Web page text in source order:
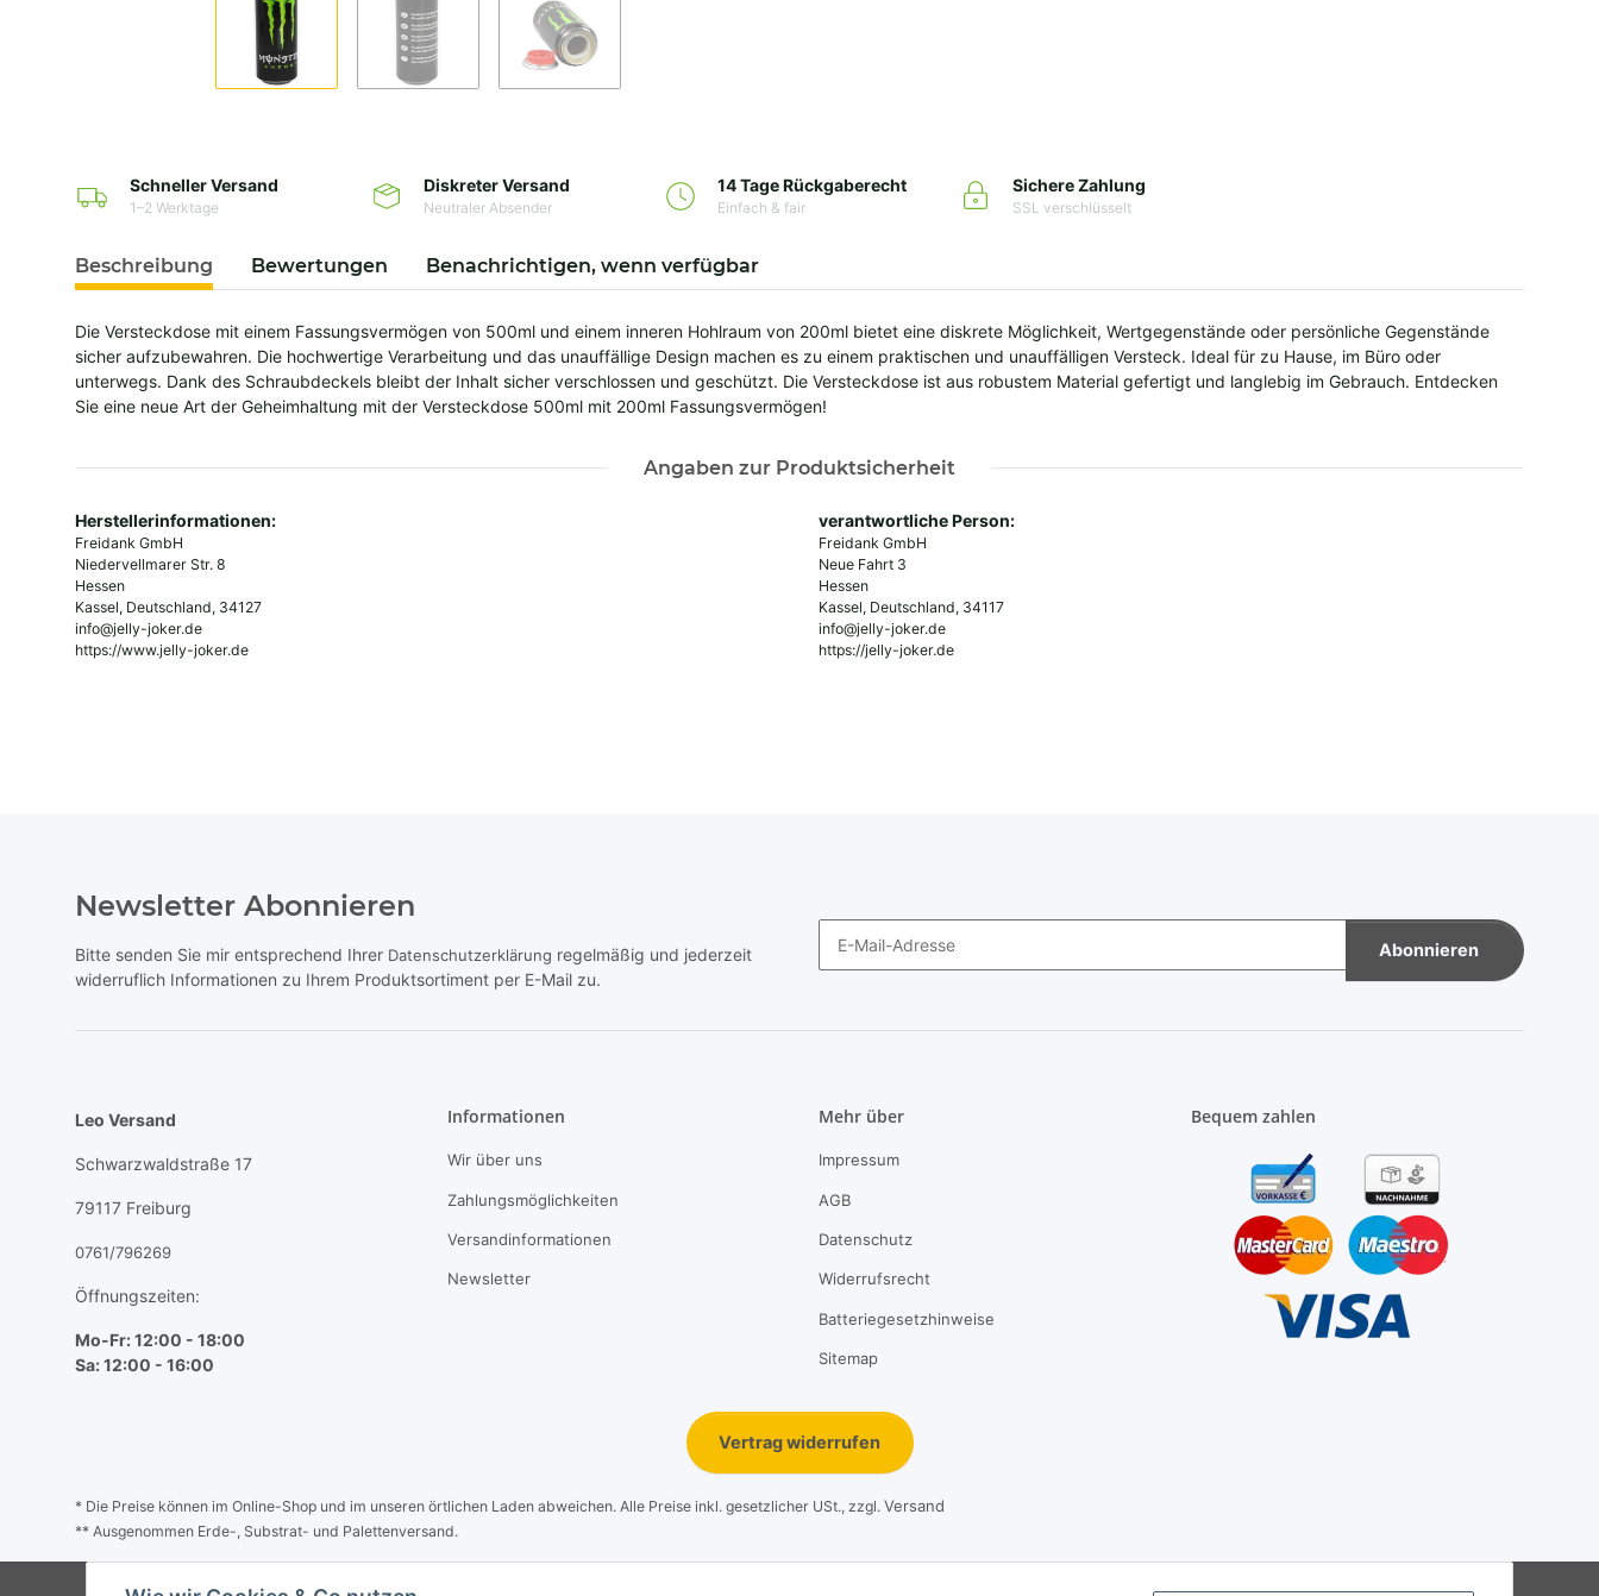
Schneller Versand
1–2 Werktage
Diskreter Versand
Neutraler Absender
14 Tage Rückgaberecht
Einfach & fair
Sichere Zahlung
SSL verschlüsselt
Beschreibung Bewertungen Benachrichtigen, wenn verfügbar
Die Versteckdose mit einem Fassungsvermögen von 500ml und einem inneren Hohlraum von 200ml bietet eine diskrete Möglichkeit, Wertgegenstände oder persönliche Gegenstände
sicher aufzubewahren. Die hochwertige Verarbeitung und das unauffällige Design machen es zu einem praktischen und unauffälligen Versteck. Ideal für zu Hause, im Büro oder
unterwegs. Dank des Schraubdeckels bleibt der Inhalt sicher verschlossen und geschützt. Die Versteckdose ist aus robustem Material gefertigt und langlebig im Gebrauch. Entdecken
Sie eine neue Art der Geheimhaltung mit der Versteckdose 500ml mit 200ml Fassungsvermögen!
Angaben zur Produktsicherheit
Herstellerinformationen:
Freidank GmbH
Niedervellmarer Str. 8
Hessen
Kassel, Deutschland, 34127
info@jelly-joker.de
https://www.jelly-joker.de
verantwortliche Person:
Freidank GmbH
Neue Fahrt 3
Hessen
Kassel, Deutschland, 34117
info@jelly-joker.de
https://jelly-joker.de
Newsletter Abonnieren
Bitte senden Sie mir entsprechend Ihrer Datenschutzerklärung regelmäßig und jederzeit
widerruflich Informationen zu Ihrem Produktsortiment per E-Mail zu.
Abonnieren
Leo Versand
Schwarzwaldstraße 17
79117 Freiburg
0761/796269
Öffnungszeiten:
Mo-Fr: 12:00 - 18:00
Sa: 12:00 - 16:00
Informationen
Wir über uns
Zahlungsmöglichkeiten
Versandinformationen
Newsletter
Mehr über
Impressum
AGB
Datenschutz
Widerrufsrecht
Batteriegesetzhinweise
Sitemap
Bequem zahlen
Vertrag widerrufen
* Die Preise können im Online-Shop und im unseren örtlichen Laden abweichen. Alle Preise inkl. gesetzlicher USt., zzgl. Versand
** Ausgenommen Erde-, Substrat- und Palettenversand.
Powered byJTL-Shop